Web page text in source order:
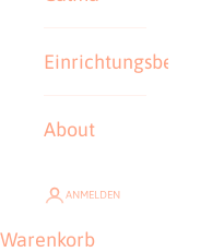
Einrichtungsberatung
About
ANMELDEN
Warenkorb